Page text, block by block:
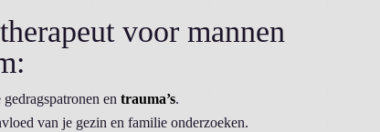
voor mannen
entrauma’s.
van je gezin en familie onderzoeken.